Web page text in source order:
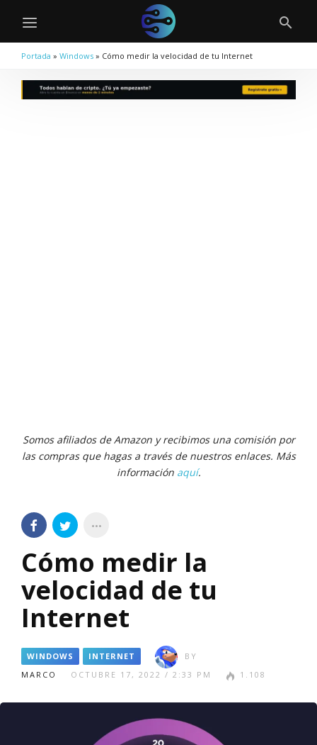
Portada » Windows » Cómo medir la velocidad de tu Internet
Somos afiliados de Amazon y recibimos una comisión por
las compras que hagas a través de nuestros enlaces. Más
información aquí.
Cómo medir la
velocidad de tu
Internet
WINDOWS INTERNET
BY
MARCO
OCTUBRE 17, 2022 / 2:33 PM 1.108